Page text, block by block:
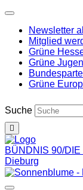
Weiter
Inhalt
Newsletter
Mitglied
Grüne
Grüne
Grüne
Suche
BÜNDNIS 90/DIE
Dieburg